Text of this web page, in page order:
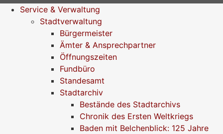
Service & Verwaltung
Stadtverwaltung
Bürgermeister
Ämter & Ansprechpartner
Öffnungszeiten
Fundbüro
Standesamt
Stadtarchiv
Bestände des Stadtarchivs
Chronik des Ersten Weltkriegs
Baden mit Belchenblick: 125 Jahre